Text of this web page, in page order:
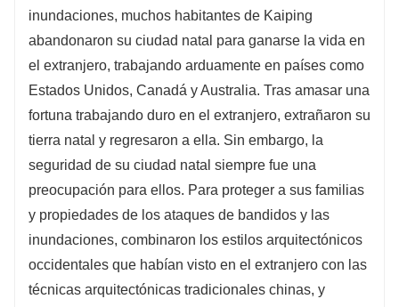
inundaciones, muchos habitantes de Kaiping
abandonaron su ciudad natal para ganarse la vida en
el extranjero, trabajando arduamente en países como
Estados Unidos, Canadá y Australia. Tras amasar una
fortuna trabajando duro en el extranjero, extrañaron su
tierra natal y regresaron a ella. Sin embargo, la
seguridad de su ciudad natal siempre fue una
preocupación para ellos. Para proteger a sus familias
y propiedades de los ataques de bandidos y las
inundaciones, combinaron los estilos arquitectónicos
occidentales que habían visto en el extranjero con las
técnicas arquitectónicas tradicionales chinas, y